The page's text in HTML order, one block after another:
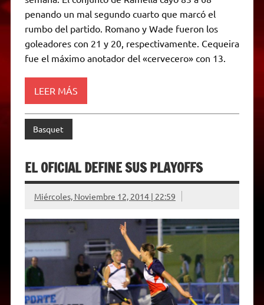
p
p
a
m
r
o
k
g
e
n
k
r
i
n
d
l
y
penando un mal segundo cuarto que marcó el
rumbo del partido. Romano y Wade fueron los
goleadores con 21 y 20, respectivamente. Cequeira
fue el máximo anotador del «cervecero» con 13.
LEER MÁS
Basquet
EL OFICIAL DEFINE SUS PLAYOFFS
Miércoles, Noviembre 12, 2014 | 22:59